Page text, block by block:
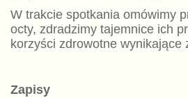
W trakcie spotkania omówimy
octy, zdradzimy tajemnice ich
korzyści zdrowotne wynikające
Zapisy